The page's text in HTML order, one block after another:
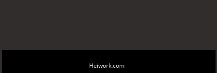
Heiwork.com